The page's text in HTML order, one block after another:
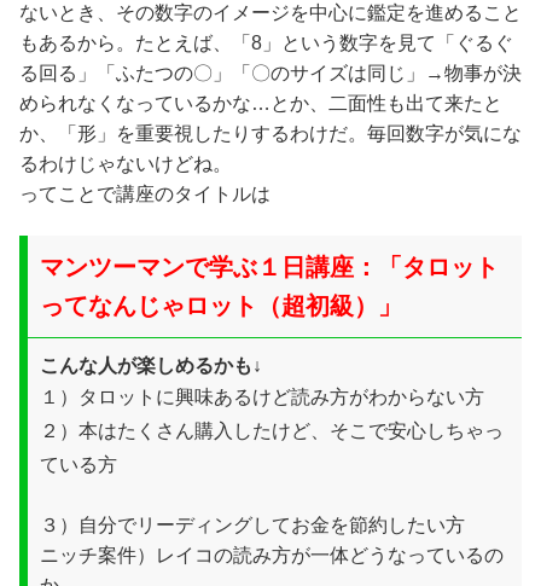
ないとき、その数字のイメージを中心に鑑定を進めること
もあるから。たとえば、「8」という数字を見て「ぐるぐ
る回る」「ふたつの〇」「〇のサイズは同じ」→物事が決
められなくなっているかな…とか、二面性も出て来たと
か、「形」を重要視したりするわけだ。毎回数字が気にな
るわけじゃないけどね。
ってことで講座のタイトルは
マンツーマンで学ぶ １日講座：「 タロット
ってなんじゃロット（超初級）」
こんな人が楽しめるかも↓
１）タロットに興味あるけど読み方がわからない方
２）本はたくさん購入したけど、そこで安心しちゃっ
ている方
３）自分でリーディングしてお金を節約したい方
ニッチ案件）レイコの読み方が一体どうなっているの